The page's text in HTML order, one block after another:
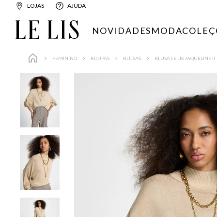
LOJAS AJUDA
NOVIDADESMODA
FEMININO ROUPAS BLUSAS BLUSA LE LIS JAQUELINE